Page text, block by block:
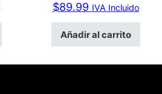
$89.99 IVA Incluido
Añadir al carrito